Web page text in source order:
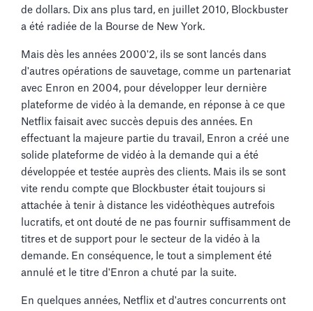
de dollars. Dix ans plus tard, en juillet 2010, Blockbuster
a été radiée de la Bourse de New York.
Mais dès les années 2000'2, ils se sont lancés dans
d'autres opérations de sauvetage, comme un partenariat
avec Enron en 2004, pour développer leur dernière
plateforme de vidéo à la demande, en réponse à ce que
Netflix faisait avec succès depuis des années. En
effectuant la majeure partie du travail, Enron a créé une
solide plateforme de vidéo à la demande qui a été
développée et testée auprès des clients. Mais ils se sont
vite rendu compte que Blockbuster était toujours si
attachée à tenir à distance les vidéothèques autrefois
lucratifs, et ont douté de ne pas fournir suffisamment de
titres et de support pour le secteur de la vidéo à la
demande. En conséquence, le tout a simplement été
annulé et le titre d'Enron a chuté par la suite.
En quelques années, Netflix et d'autres concurrents ont